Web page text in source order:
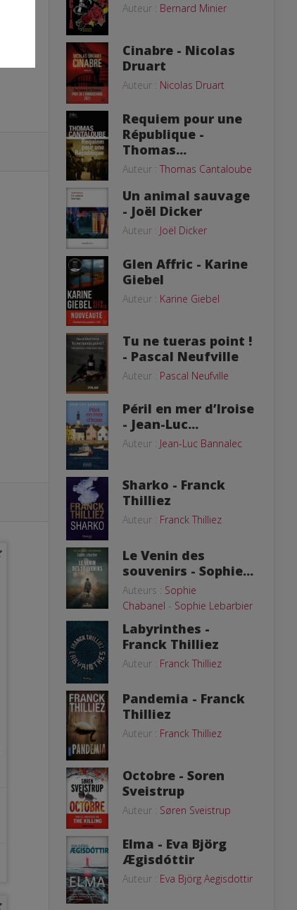
Auteur : Bernard Minier
Cinabre - Nicolas
Druart
Auteur : Nicolas Druart
Requiem pour une
République -
Thomas...
Auteur : Thomas Cantaloube
Un animal sauvage
- Joël Dicker
Auteur : Joël Dicker
Glen Affric - Karine
Giebel
Auteur : Karine Giebel
Tu ne tueras point !
- Pascal Neufville
Auteur : Pascal Neufville
Péril en mer d’Iroise
- Jean-Luc...
Auteur : Jean-Luc Bannalec
Sharko - Franck
Thilliez
Auteur : Franck Thilliez
Le Venin des
souvenirs - Sophie...
Auteurs : Sophie
Chabanel - Sophie Lebarbier
Labyrinthes -
Franck Thilliez
Auteur : Franck Thilliez
Pandemia - Franck
Thilliez
Auteur : Franck Thilliez
Octobre - Soren
Sveistrup
Auteur : Søren Sveistrup
Elma - Eva Björg
Ægisdóttir
Auteur : Eva Björg Aegisdottir